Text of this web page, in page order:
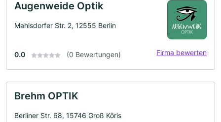
Augenweide Optik
Mahlsdorfer Str. 2, 12555 Berlin
0.0 (0 Bewertungen) Firma bewerten
Brehm OPTIK
Berliner Str. 68, 15746 Groß Köris